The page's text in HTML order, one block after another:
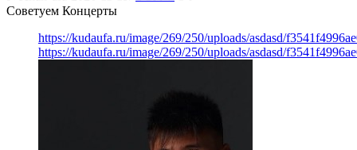
Советуем Концерты
https://kudaufa.ru/image/269/250/uploads/asdasd/
https://kudaufa.ru/image/269/250/uploads/asdasd/